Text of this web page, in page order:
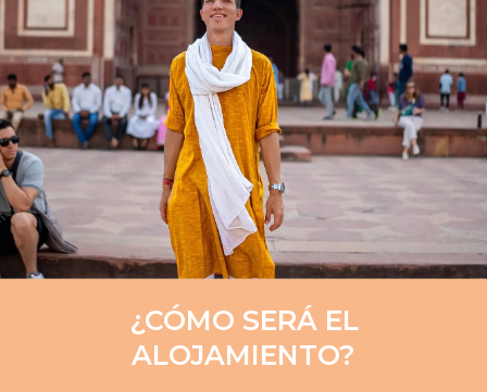
¿CÓMO SERÁ EL
ALOJAMIENTO?